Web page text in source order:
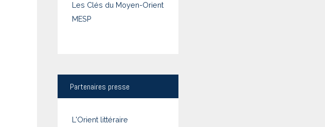
Les Clés du Moyen-Orient
MESP
Partenaires presse
L'Orient littéraire